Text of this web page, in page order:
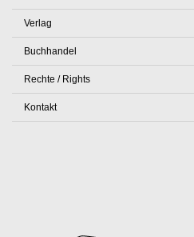
Verlag
Buchhandel
Rechte / Rights
Kontakt